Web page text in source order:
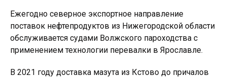
Ежегодно северное экспортное направление
поставок нефтепродуктов из Нижегородской области
обслуживается судами Волжского пароходства с
применением технологии перевалки в Ярославле.
В 2021 году доставка мазута из Кстово до причалов